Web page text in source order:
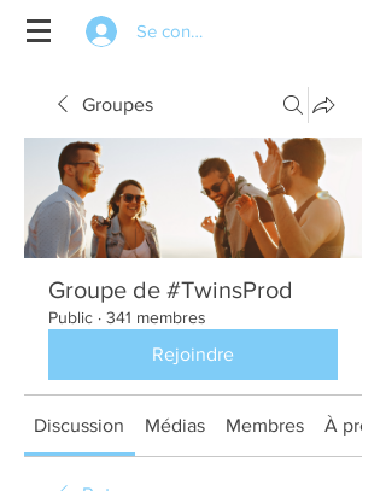
Se connecter
Groupes
Groupe de #TwinsProd
Public · 341 membres
Rejoindre
Discussion Médias Membres À